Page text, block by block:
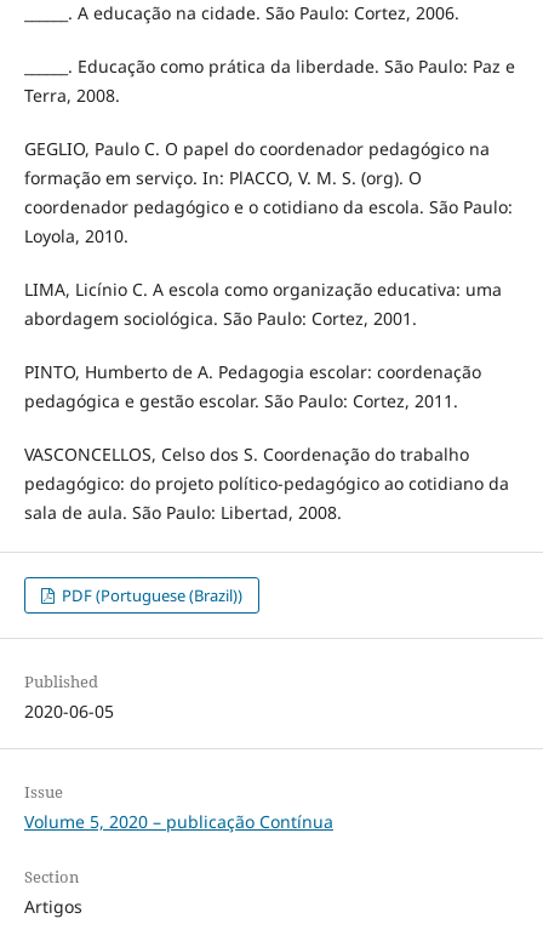
______. A educação na cidade. São Paulo: Cortez, 2006.
______. Educação como prática da liberdade. São Paulo: Paz e
Terra, 2008.
GEGLIO, Paulo C. O papel do coordenador pedagógico na
formação em serviço. In: PlACCO, V. M. S. (org). O
coordenador pedagógico e o cotidiano da escola. São Paulo:
Loyola, 2010.
LIMA, Licínio C. A escola como organização educativa: uma
abordagem sociológica. São Paulo: Cortez, 2001.
PINTO, Humberto de A. Pedagogia escolar: coordenação
pedagógica e gestão escolar. São Paulo: Cortez, 2011.
VASCONCELLOS, Celso dos S. Coordenação do trabalho
pedagógico: do projeto político-pedagógico ao cotidiano da
sala de aula. São Paulo: Libertad, 2008.
PDF (Portuguese (Brazil))
Published
2020-06-05
Issue
Volume 5, 2020 – publicação Contínua
Section
Artigos